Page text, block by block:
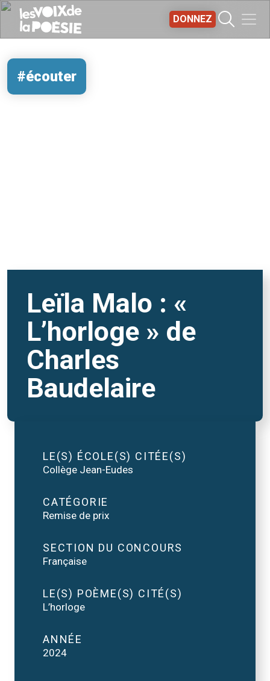
DONNEZ
#écouter
Leïla Malo : «
L’horloge » de
Charles
Baudelaire
LE(S) ÉCOLE(S) CITÉE(S)
Collège Jean-Eudes
CATÉGORIE
Remise de prix
SECTION DU CONCOURS
Française
LE(S) POÈME(S) CITÉ(S)
L’horloge
ANNÉE
2024